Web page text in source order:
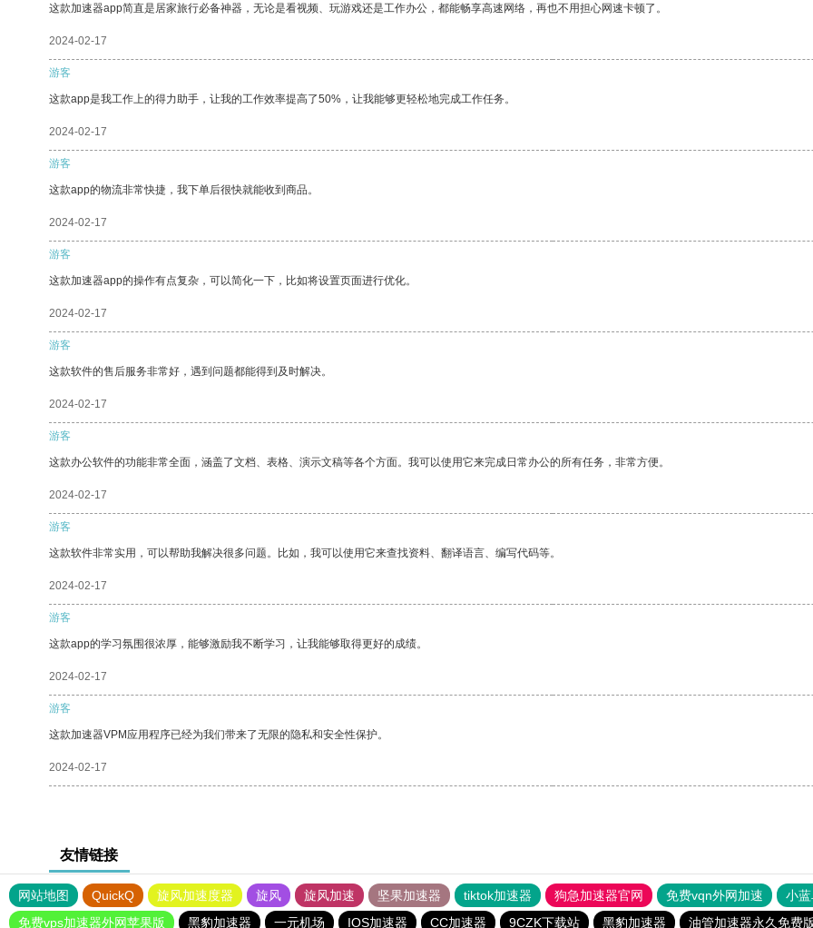
这款加速器app简直是居家旅行必备神器，无论是看视频、玩游戏还是工作办公，都能畅享高速网络，再也不用担心网速卡顿了。
2024-02-17
游客
这款app是我工作上的得力助手，让我的工作效率提高了50%，让我能够更轻松地完成工作任务。
2024-02-17
游客
这款app的物流非常快捷，我下单后很快就能收到商品。
2024-02-17
游客
这款加速器app的操作有点复杂，可以简化一下，比如将设置页面进行优化。
2024-02-17
游客
这款软件的售后服务非常好，遇到问题都能得到及时解决。
2024-02-17
游客
这款办公软件的功能非常全面，涵盖了文档、表格、演示文稿等各个方面。我可以使用它来完成日常办公的所有任务，非常方便。
2024-02-17
游客
这款软件非常实用，可以帮助我解决很多问题。比如，我可以使用它来查找资料、翻译语言、编写代码等。
2024-02-17
游客
这款app的学习氛围很浓厚，能够激励我不断学习，让我能够取得更好的成绩。
2024-02-17
游客
这款加速器VPM应用程序已经为我们带来了无限的隐私和安全性保护。
2024-02-17
友情链接
网站地图 QuickQ 旋风加速度器 旋风 旋风加速 坚果加速器 tiktok加速器 狗急加速器官网 免费vqn外网加速
小
免费vps加速器外网苹果版
黑豹加速器 一元机场 IOS加速器 CC加速器 9CZK下载站 黑豹加速器 油管加速器永久免费